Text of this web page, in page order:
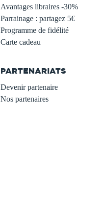
Avantages libraires -30%
Parrainage : partagez 5€
Programme de fidélité
Carte cadeau
PARTENARIATS
Devenir partenaire
Nos partenaires